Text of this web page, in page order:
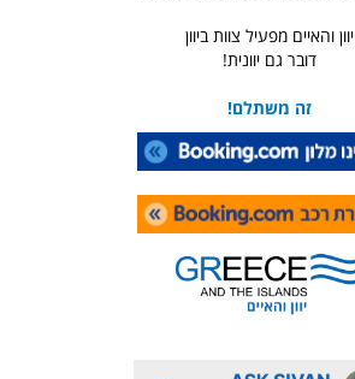
יוון והאיים מפעיל צוות ביוון
דובר גם יוונית!
זה משתלם!